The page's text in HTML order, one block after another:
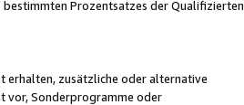
Prozentsatzes der Qualifizierten
erhalten, zusätzliche oder alternative
vor, Sonderprogramme oder